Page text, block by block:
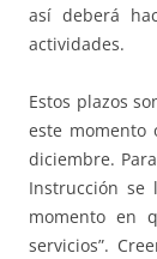
así deberá
actividades.
Estos plazos
este momento
diciembre.
Instrucción se
momento en
servicios”.